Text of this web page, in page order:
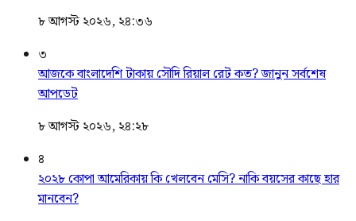
৮ আগস্ট ২০২৬, ২৪:৩৬
৩
আজকে বাংলাদেশি টাকায় সৌদি রিয়াল রেট কত? জানুন সর্বশেষ
আপডেট
৮ আগস্ট ২০২৬, ২৪:২৮
৪
২০২৮ কোপা আমেরিকায় কি খেলবেন মেসি? নাকি বয়সের কাছে হার
মানবেন?